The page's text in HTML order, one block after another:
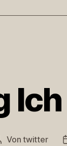
Vontwitter